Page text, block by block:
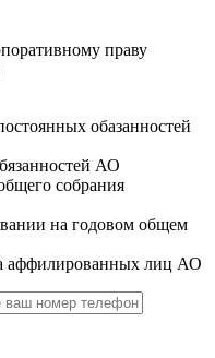
праву
обазанностей
АО
собрания
на годовом общем
аффилированных лиц АО